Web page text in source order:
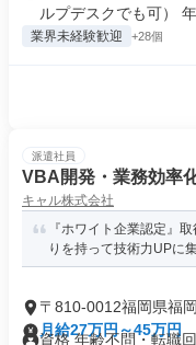
ルプデスクでも可） 年
業界未経験歓迎 +28個
派遣社員
VBA開発・業務効率
キャル株式会社
『ホワイト企業認定』
りを持って技術力UPに
〒810-0012福岡県福
月給27万円～45万円
資格 年齢不問・転職